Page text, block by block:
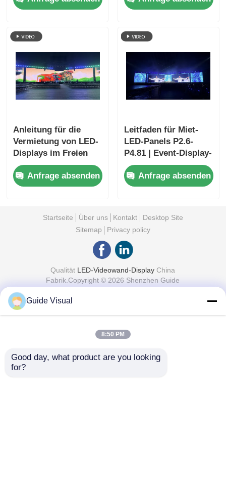
Anleitung für die
Vermietung von LED-
Displays im Freien
P3.91
Anfrage absenden
Leitfaden für Miet-
LED-Panels P2.6-
P4.81 | Event-Display-
Lösungen
Anfrage absenden
Startseite Über uns Kontakt
Desktop Site
Sitemap
Privacy policy
Qualität LED-Videowand-Display China
Fabrik.Copyright © 2026 Shenzhen Guide
Guide Visual
8:50 PM
Good day, what product are you looking
for?